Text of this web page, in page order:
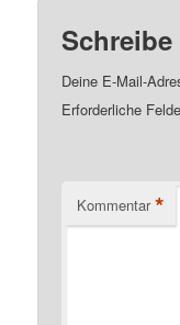
Deine E-Mail-
Erforderliche
Kommentar *